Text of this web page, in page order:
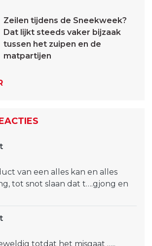
Zeilen tijdens de Sneekweek?
Dat lijkt steeds vaker bijzaak
tussen het zuipen en de
matpartijen
van een alles kan en alles
tot snot slaan dat t….gjong en
totdat het misgaat …..